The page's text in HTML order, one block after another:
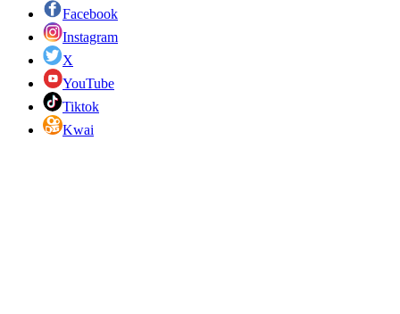
Facebook
Instagram
X
YouTube
Tiktok
Kwai